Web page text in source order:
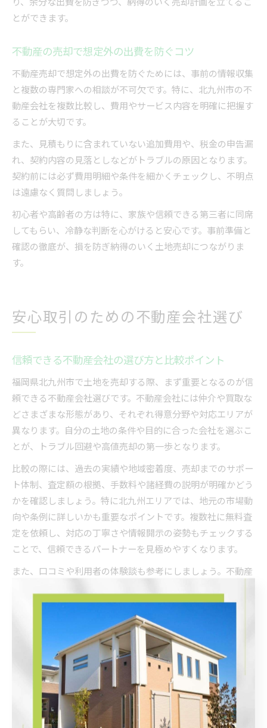
とができます。
不動産の売却で想定外の出費を防ぐコツ
不動産売却で想定外の出費を防ぐためには、事前の情報収集
と複数の専門家への相談が不可欠です。特に、北九州市の不
動産会社を複数比較し、費用やサービス内容を明確に把握す
ることが大切です。
また、見積もりに含まれていない追加費用や、税金の申告漏
れ、契約内容の見落としなどがトラブルの原因となります。
契約前には必ず費用明細や条件を細かくチェックし、不明点
は遠慮なく質問しましょう。
初心者や高齢者の方は特に、家族や信頼できる第三者に同席
してもらい、冷静な判断を心がけると安心です。事前準備と
確認の徹底が、損を防ぎ納得のいく土地売却につながりま
す。
安心取引のための不動産会社選び
信頼できる不動産会社の選び方と比較ポイント
福岡県北九州市で土地を売却する際、まず重要となるのが信
頼できる不動産会社選びです。不動産会社には仲介や買取な
どさまざまな形態があり、それぞれ得意分野や対応エリアが
異なります。自分の土地の条件や目的に合った会社を選ぶこ
とが、トラブル回避や高値売却の第一歩となります。
比較の際には、過去の実績や地域密着度、売却までのサポー
ト体制、査定額の根拠、手数料や諸経費の説明が明確かどう
かを確認しましょう。特に北九州エリアでは、地元の市場動
向や条例に詳しいかも重要なポイントです。複数社に無料査
定を依頼し、対応の丁寧さや情報開示の姿勢もチェックする
ことで、信頼できるパートナーを見極めやすくなります。
また、口コミや利用者の体験談も参考にしましょう。不動産
納得できるまで質問する姿勢が大切です。自分に合った会社
を冷静に比較検討することで、損を防ぎ納得のいく売却につ
北九州の不動産会社ランキング活用の注意点
インターネット上で「北九州 不動産会社ランキング」や「不
動産買取 業者 ランキング 北九州」などの情報を目にする機
会が増えています。ランキングは会社選びの一つの目安にな